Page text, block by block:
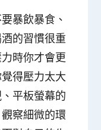
暴飲暴食、
的習慣很重
時你才會更
覺得壓力太大
平板螢幕的
察細微的環